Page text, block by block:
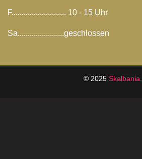
F........................... 10 - 15 Uhr
Sa.......................geschlossen
© 2025 Skalbania.